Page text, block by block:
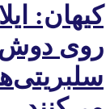
کیهان:
روی دوش